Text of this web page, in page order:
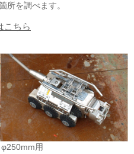
所を調べます。
こちら
φ250mm用